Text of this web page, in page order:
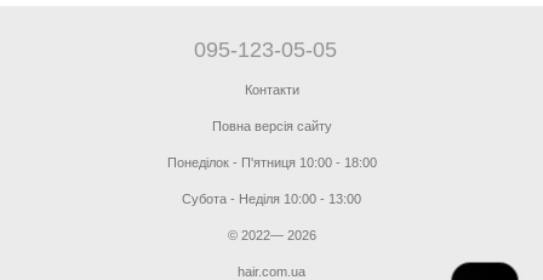
095-123-05-05
Контакти
Повна версія сайту
Понеділок - П'ятниця 10:00 - 18:00
Субота - Неділя 10:00 - 13:00
© 2022— 2026
hair.com.ua